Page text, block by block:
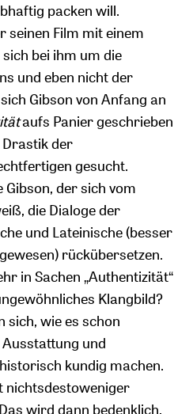
packen will.
seinen Film mit einem
bei ihm um die
und eben nicht der
Gibson von Anfang an
aufs Panier geschrieben
Drastik der
gesucht.
der sich vom
die Dialoge der
und Lateinische (besser
rückübersetzen.
in Sachen „Authentizität“
Klangbild?
sich, wie es schon
und
kundig machen.
nichtsdestoweniger
wird dann bedenklich,